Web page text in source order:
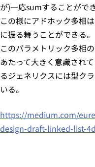
が)一応sumすることができ
この様にアドホック多相
に振る舞うことができる。
このパラメトリック多相
あたって大きく意識され
るジェネリクスには型ク
いる。
https://medium.com/
design-draft-linked-list-